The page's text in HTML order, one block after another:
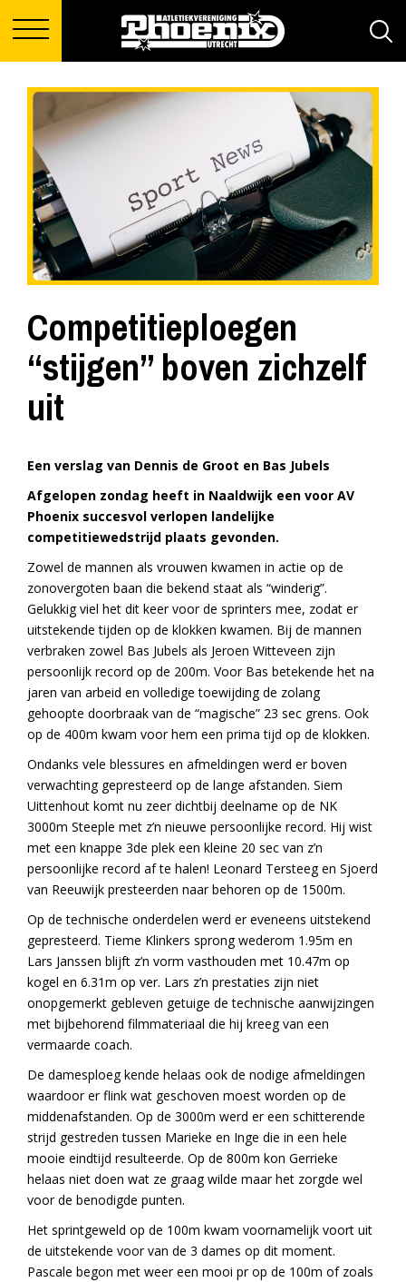
Competitieploegen
“stijgen” boven zichzelf
uit
Een verslag van Dennis de Groot en Bas Jubels
Afgelopen zondag heeft in Naaldwijk een voor AV
Phoenix succesvol verlopen landelijke
competitiewedstrijd plaats gevonden.
Zowel de mannen als vrouwen kwamen in actie op de
zonovergoten baan die bekend staat als “winderig”.
Gelukkig viel het dit keer voor de sprinters mee, zodat er
uitstekende tijden op de klokken kwamen. Bij de mannen
verbraken zowel Bas Jubels als Jeroen Witteveen zijn
persoonlijk record op de 200m. Voor Bas betekende het na
jaren van arbeid en volledige toewijding de zolang
gehoopte doorbraak van de “magische” 23 sec grens. Ook
op de 400m kwam voor hem een prima tijd op de klokken.
Ondanks vele blessures en afmeldingen werd er boven
verwachting gepresteerd op de lange afstanden. Siem
Uittenhout komt nu zeer dichtbij deelname op de NK
3000m Steeple met z’n nieuwe persoonlijke record. Hij wist
met een knappe 3de plek een kleine 20 sec van z’n
persoonlijke record af te halen! Leonard Tersteeg en Sjoerd
van Reeuwijk presteerden naar behoren op de 1500m.
Op de technische onderdelen werd er eveneens uitstekend
gepresteerd. Tieme Klinkers sprong wederom 1.95m en
Lars Janssen blijft z’n vorm vasthouden met 10.47m op
kogel en 6.31m op ver. Lars z’n prestaties zijn niet
onopgemerkt gebleven getuige de technische aanwijzingen
met bijbehorend filmmateriaal die hij kreeg van een
vermaarde coach.
De damesploeg kende helaas ook de nodige afmeldingen
waardoor er flink wat geschoven moest worden op de
middenafstanden. Op de 3000m werd er een schitterende
strijd gestreden tussen Marieke en Inge die in een hele
mooie eindtijd resulteerde. Op de 800m kon Gerrieke
helaas niet doen wat ze graag wilde maar het zorgde wel
voor de benodigde punten.
Het sprintgeweld op de 100m kwam voornamelijk voort uit
de uitstekende voor van de 3 dames op dit moment.
Pascale begon met weer een mooi pr op de 100m of zoals